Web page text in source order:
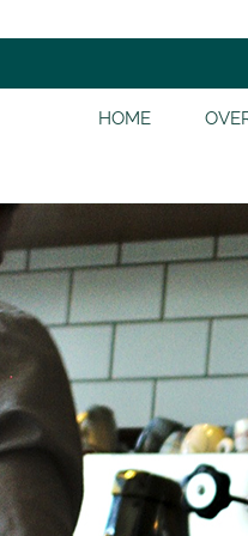
HOME